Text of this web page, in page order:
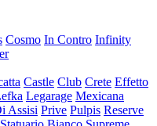
Cosmo In Contro Infinity
Castle Club Crete Effetto
Legarage Mexicana
Assisi Prive Pulpis Reserve